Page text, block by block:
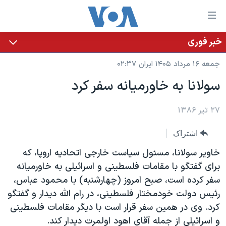
لینکهای
قابل
دسترسی
جهش
محتوای
جهش
اصلی
جهش
به
جستجو
خانه
نسخه سبک وب‌سایت
موضوع ها
ایران
ورزشی
گزیده‌ها
ویژه برنامه‌ها
ویدیوها
برنامه های تلویزیونی
جدول برنامه ها
جام جهانی ۲۰۲۶
عملیات خشم حماسی
۲۵۰سالگی آمریکا
بایگانی برنامه‌های تلویزیونی
فرکانس‌های صدای آمریکا
پخش رادیویی
یادگیری زبان انگلیسی
خبر فوری
جمعه ۱۶ مرداد ۱۴۰۵ ایران ۰۲:۳۷
سولانا به خاورميانه سفر کرد
۲۷ تیر ۱۳۸۶
اشتراک
خاوير سولانا، مسئول سياست خارجی اتحاديه اروپا، که
برای گفتگو با مقامات فلسطينی و اسرائيلی به خاورميانه
سفر کرده است، صبح امروز (چهارشنبه) با محمود عباس،
رئيس دولت خودمختار فلسطينی، در رام الله ديدار و گفتگو
کرد. وی در همين سفر قرار است با ديگر مقامات فلسطينی
و اسرائيلی از جمله آقای اهود اولمرت ديدار کند.